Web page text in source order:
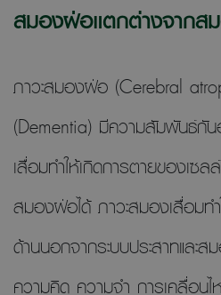
สมองฝ่อแตกต่างจากส
ภาวะสมองฝ่อ (Cerebral
(Dementia) มีความสัมพันธ์กัน
เสื่อมทำให้เกิดการตายของเซล
สมองฝ่อได้ ภาวะสมองเสื่อม
ด้านนอกจากระบบประสาทและ
ความคิด ความจำ การเคลื่อ